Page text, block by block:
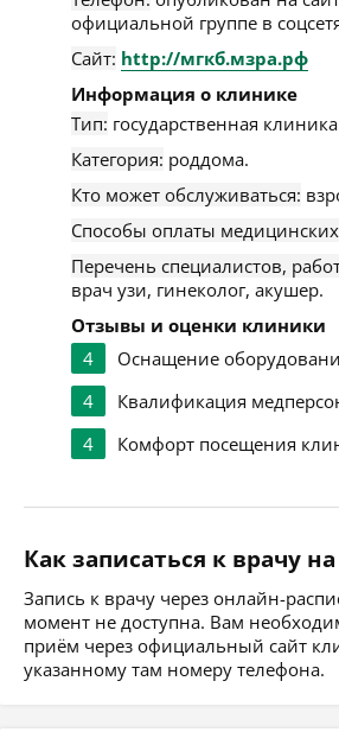
официальной группе в
Сайт: http://мгкб.мзра.рф
Информация о клинике
Тип: государственная
Категория: роддома.
Кто может обслуживаться:
Способы оплаты медицинских
Перечень специалистов,
врач узи, гинеколог, акушер.
Отзывы и оценки клиники
4
Оснащение
4
Квалификация
4
Комфорт посещения
Как записаться к врачу
Запись к врачу через онлайн-
момент не доступна. Вам
приём через официальный сайт
указанному там номеру телефона.